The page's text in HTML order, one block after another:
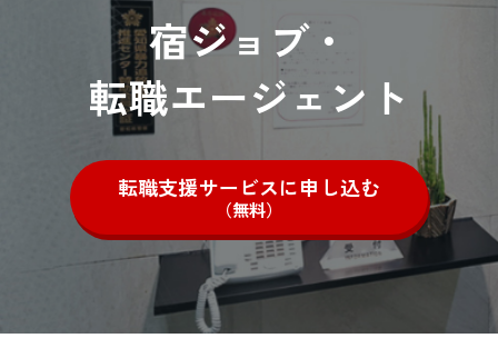
宿ジョブ・
転職エージェント
転職支援サービスに申し込む
（無料）